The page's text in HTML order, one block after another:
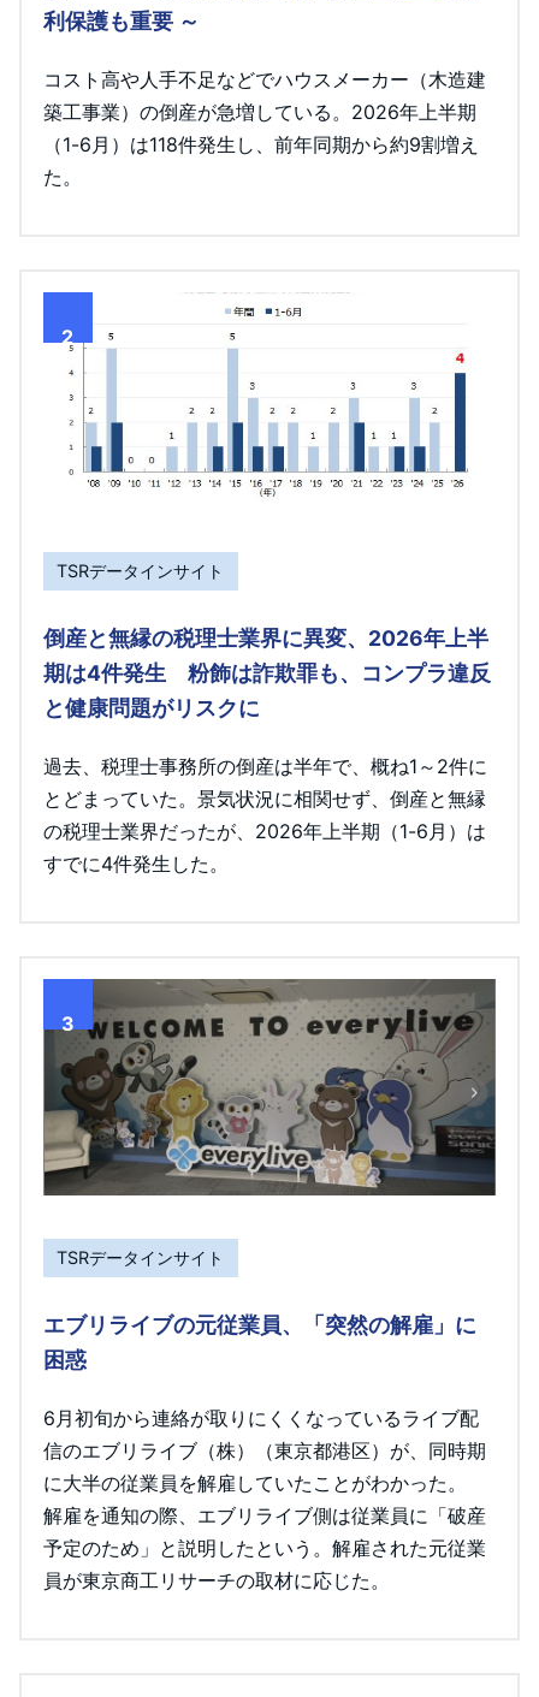
利保護も重要 ～
コスト高や人手不足などでハウスメーカー（木造建
築工事業）の倒産が急増している。2026年上半期
（1-6月）は118件発生し、前年同期から約9割増え
た。
2
TSRデータインサイト
倒産と無縁の税理士業界に異変、2026年上半
期は4件発生 粉飾は詐欺罪も、コンプラ違反
と健康問題がリスクに
過去、税理士事務所の倒産は半年で、概ね1～2件に
とどまっていた。景気状況に相関せず、倒産と無縁
の税理士業界だったが、2026年上半期（1-6月）は
すでに4件発生した。
3
TSRデータインサイト
エブリライブの元従業員、「突然の解雇」に
困惑
6月初旬から連絡が取りにくくなっているライブ配
信のエブリライブ（株）（東京都港区）が、同時期
に大半の従業員を解雇していたことがわかった。
解雇を通知の際、エブリライブ側は従業員に「破産
予定のため」と説明したという。解雇された元従業
員が東京商工リサーチの取材に応じた。